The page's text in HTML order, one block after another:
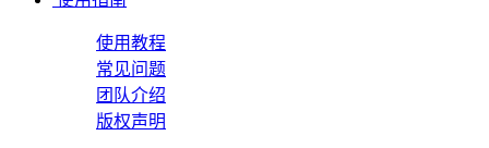
使用教程
常见问题
团队介绍
版权声明